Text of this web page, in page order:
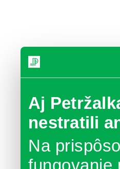
Aj
nestratili
Na